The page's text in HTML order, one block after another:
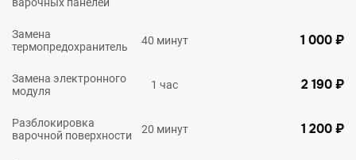
Замена
термопредохранитель
40 минут 1 000 ₽
Замена электронного
модуля
1 час 2 190 ₽
Разблокировка
варочной поверхности
20 минут 1 200 ₽